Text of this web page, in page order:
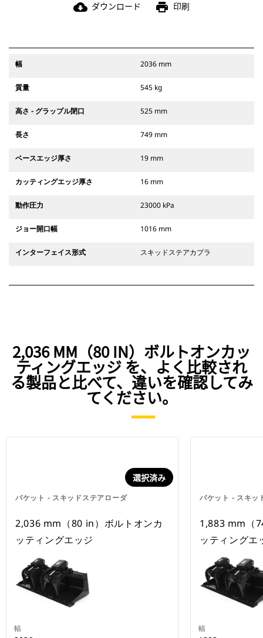
cloud_download ダウンロード print 印刷
幅 2036 mm
質量 545 kg
高さ - グラップル閉口 525 mm
長さ 749 mm
ベースエッジ厚さ 19 mm
カッティングエッジ厚さ 16 mm
動作圧力 23000 kPa
ジョー開口幅 1016 mm
インターフェイス形式 スキッドステアカプラ
2,036 MM（80 IN）ボルトオンカッ
ティングエッジ を、よく比較され
る製品と比べて、違いを確認してみ
てください。
バケット - スキッドステアローダ
選択済み
2,036 mm（80 in）ボルトオンカ
ッティングエッジ
幅
バケット - スキッ
1,883 mm（
ッティングエ
幅